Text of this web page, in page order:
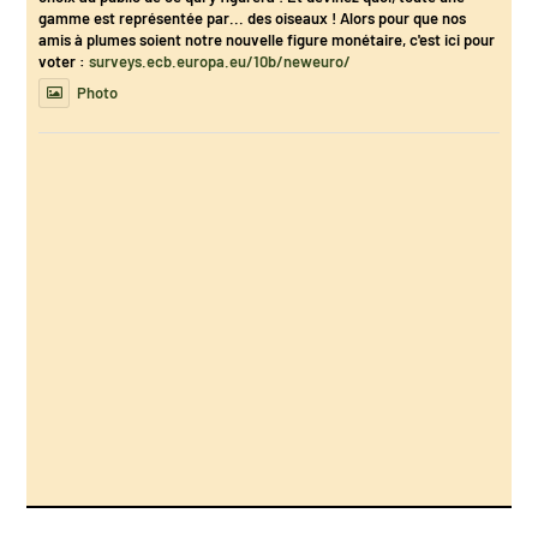
gamme est représentée par... des oiseaux ! Alors pour que nos
amis à plumes soient notre nouvelle figure monétaire, c'est ici pour
voter :surveys.ecb.europa.eu/10b/neweuro/
Photo